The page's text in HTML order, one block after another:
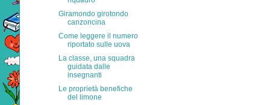
Giramondo girotondo
canzoncina
Come leggere il numero
riportato sulle uova
La classe, una squadra
guidata dalle
insegnanti
Le proprietà benefiche
del limone